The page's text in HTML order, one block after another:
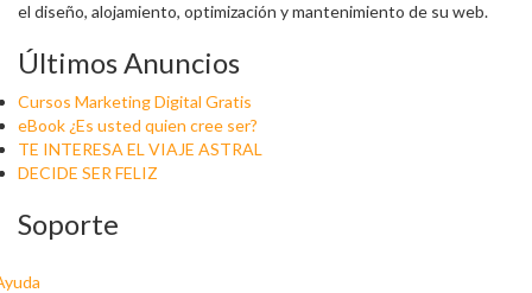
el diseño, alojamiento, optimización y mantenimiento de su web.
Últimos Anuncios
Cursos Marketing Digital Gratis
eBook ¿Es usted quien cree ser?
TE INTERESA EL VIAJE ASTRAL
DECIDE SER FELIZ
Soporte